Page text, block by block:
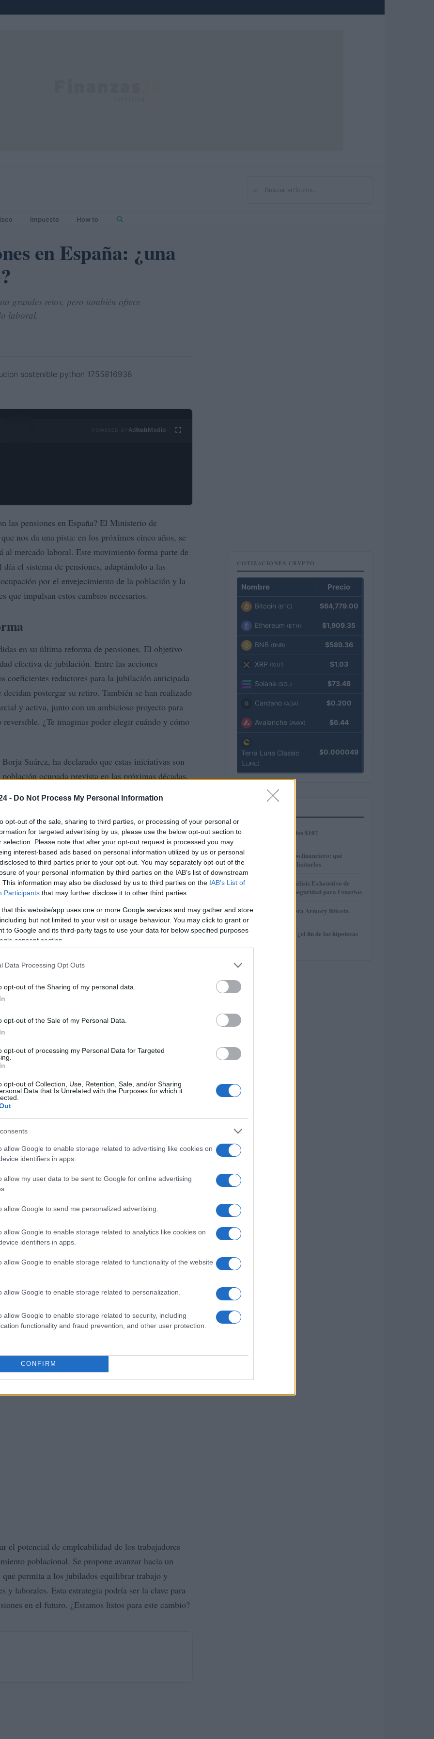
- Do Not Process My Personal Information
opt-out of the sale, sharing to third parties, or processing of your personal or
for targeted advertising by us, please use the below opt-out section to
selection. Please note that after your opt-out request is processed you may
interest-based ads based on personal information utilized by us or personal
to third parties prior to your opt-out. You may separately opt-out of the
of your personal information by third parties on the IAB’s list of downstream
This information may also be disclosed by us to third parties on the IAB’s List of
Participants that may further disclose it to other third parties.
that this website/app uses one or more Google services and may gather and store
but not limited to your visit or usage behaviour. You may click to grant or
to Google and its third-party tags to use your data for below specified purposes
consent section.
Data Processing Opt Outs
opt-out of the Sharing of my personal data.
opt-out of the Sale of my Personal Data.
opt-out of processing my Personal Data for Targeted
opt-out of Collection, Use, Retention, Sale, and/or Sharing
Data that Is Unrelated with the Purposes for which it
allow Google to enable storage related to advertising like cookies on
identifiers in apps.
allow my user data to be sent to Google for online advertising
allow Google to send me personalized advertising.
allow Google to enable storage related to analytics like cookies on
identifiers in apps.
allow Google to enable storage related to functionality of the website
allow Google to enable storage related to personalization.
allow Google to enable storage related to security, including
functionality and fraud prevention, and other user protection.
CONFIRM
Buscar
Impuesto How to
en España: ¿una
grandes retos, pero también ofrece
laboral.
Ad hubMedia
las pensiones en España? El Ministerio de
nos da una pista: en los próximos cinco años, se
al mercado laboral. Este movimiento forma parte de
el sistema de pensiones, adaptándolo a las
por el envejecimiento de la población y la
que impulsan estos cambios necesarios.
en su última reforma de pensiones. El objetivo
efectiva de jubilación. Entre las acciones
coeficientes reductores para la jubilación anticipada
postergar su retiro. También se han realizado
y activa, junto con un ambicioso proyecto para
¿Te imaginas poder elegir cuándo y cómo
Suárez, ha declarado que estas iniciativas son
ocupada prevista en las próximas décadas.
el año 2060, la población en edad laboral en
a un descenso drástico en la tasa de empleo.
flexible
de jubilados al mercado laboral, proyectando que
por trabajos de medio tiempo, cubriendo entre el
está contemplada en un nuevo real decreto ley
La propuesta también incluye un endurecimiento de
que ahora exigirá trabajar entre un 40% y un
la pensión que podría oscilar entre el 10% y el
que esto motivará a más personas a volver al
para los autónomos, lo que amplía las
Sin embargo, tanto el Gobierno como los
el impacto real que esta medida tendrá en el
pensiones. ¿Vale la pena el riesgo?
en la economía
personas de entre 55 y 69 años podrían trabajar
Esto sugiere que la fuerza laboral mayor tiene un
buscan no solo incentivar el retraso de la
laborales para quienes decidan seguir trabajando.
de pensiones a largo plazo.
el potencial de empleabilidad de los trabajadores
poblacional. Se propone avanzar hacia un
permita a los jubilados equilibrar trabajo y
y laborales. Esta estrategia podría ser la clave para
en el futuro. ¿Estamos listos para este cambio?
COTIZACIONES CRYPTO
Nombre Precio
Bitcoin (BTC) $64,779.00
Ethereum (ETH) $1,909.35
BNB (BNB) $589.36
XRP (XRP) $1.03
Solana (SOL) $73.48
Cardano (ADA) $0.200
Avalanche (AVAX) $6.44
Terra Luna Classic
(LUNC)
$0.000049
1 ¿AMP alcanzará los $10?
2
Préstamos en Kubo.financiero: qué
ofrecen y cómo solicitarlos
3
Gana Crédito: Análisis Exhaustivo de
Funcionalidad y Seguridad para Usuarios
4 Revisión de billetera Armory Bitcoin
5 Euríbor en caída: ¿el fin de las hipotecas